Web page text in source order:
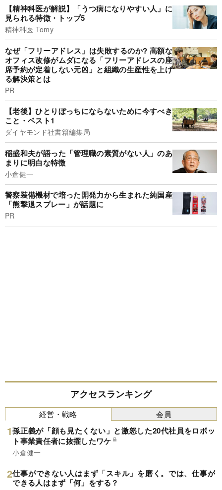
【精神科医が解説】「うつ病になりやすい人」に
見られる特徴・トップ5
精神科医 Tomy
なぜ「フリーアドレス」は失敗するのか? 高額な
オフィス改修がムダになる「フリーアドレスの座
席予約が定着しない元凶」と組織の生産性を上げ
る解決策とは
PR
【老後】ひとりぼっちにならないために今すべき
こと・ベスト1
ダイヤモンド社書籍編集局
稲盛和夫が語った「管理職の素質がない人」のあ
まりに明白な特徴
小倉健一
警察装備機材で培った開発力から生まれた純国産
「熊撃退スプレー」が話題に
PR
アクセスランキング
経営・戦略
孫正義が「顔も見たくない」と激怒した20代社員をロボッ
ト事業責任者に抜擢したワケ
小倉健一
仕事ができない人はまず「スキル」を磨く。では、仕事が
できる人はまず「何」をする？
会員